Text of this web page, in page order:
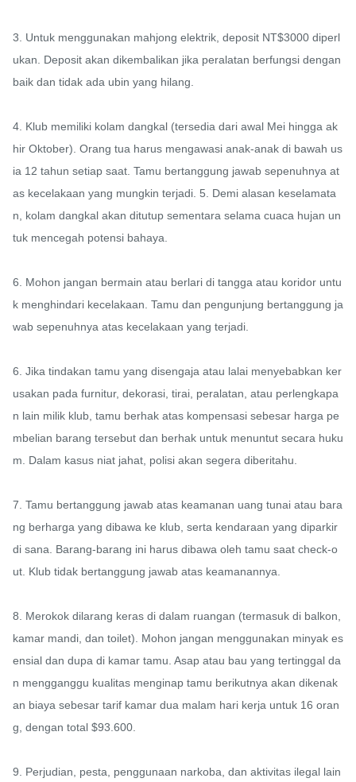
3. Untuk menggunakan mahjong elektrik, deposit NT$3000 diperl
ukan. Deposit akan dikembalikan jika peralatan berfungsi dengan
baik dan tidak ada ubin yang hilang.
4. Klub memiliki kolam dangkal (tersedia dari awal Mei hingga ak
hir Oktober). Orang tua harus mengawasi anak-anak di bawah us
ia 12 tahun setiap saat. Tamu bertanggung jawab sepenuhnya at
as kecelakaan yang mungkin terjadi. 5. Demi alasan keselamata
n, kolam dangkal akan ditutup sementara selama cuaca hujan un
tuk mencegah potensi bahaya.
6. Mohon jangan bermain atau berlari di tangga atau koridor untu
k menghindari kecelakaan. Tamu dan pengunjung bertanggung ja
wab sepenuhnya atas kecelakaan yang terjadi.
6. Jika tindakan tamu yang disengaja atau lalai menyebabkan ker
usakan pada furnitur, dekorasi, tirai, peralatan, atau perlengkapa
n lain milik klub, tamu berhak atas kompensasi sebesar harga pe
mbelian barang tersebut dan berhak untuk menuntut secara huku
m. Dalam kasus niat jahat, polisi akan segera diberitahu.
7. Tamu bertanggung jawab atas keamanan uang tunai atau bara
ng berharga yang dibawa ke klub, serta kendaraan yang diparkir
di sana. Barang-barang ini harus dibawa oleh tamu saat check-o
ut. Klub tidak bertanggung jawab atas keamanannya.
8. Merokok dilarang keras di dalam ruangan (termasuk di balkon,
kamar mandi, dan toilet). Mohon jangan menggunakan minyak es
ensial dan dupa di kamar tamu. Asap atau bau yang tertinggal da
n mengganggu kualitas menginap tamu berikutnya akan dikenak
an biaya sebesar tarif kamar dua malam hari kerja untuk 16 oran
g, dengan total $93.600.
9. Perjudian, pesta, penggunaan narkoba, dan aktivitas ilegal lain